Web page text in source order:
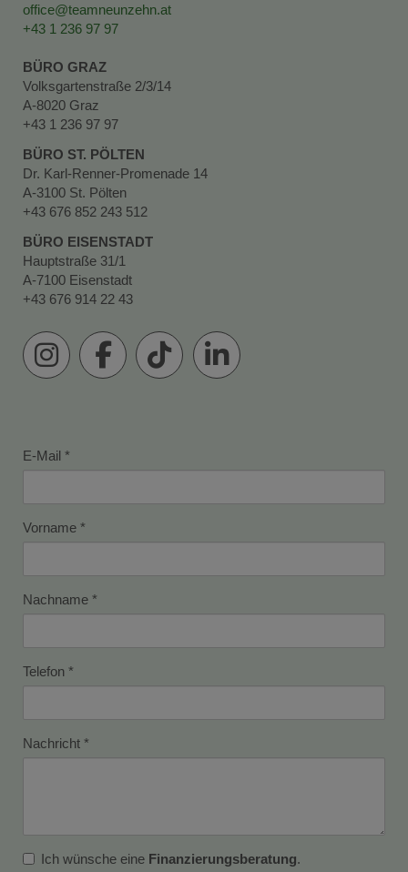
office@teamneunzehn.at
+43 1 236 97 97
BÜRO GRAZ
Volksgartenstraße 2/3/14
A-8020 Graz
+43 1 236 97 97
BÜRO ST. PÖLTEN
Dr. Karl-Renner-Promenade 14
A-3100 St. Pölten
+43 676 852 243 512
BÜRO EISENSTADT
Hauptstraße 31/1
A-7100 Eisenstadt
+43 676 914 22 43
E-Mail
Vorname
Nachname
Telefon
Nachricht
Ich wünsche eine Finanzierungsberatung.